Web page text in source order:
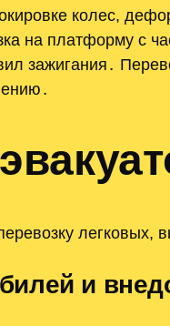
колес,
на платформу с
зажигания․
легковых,
и